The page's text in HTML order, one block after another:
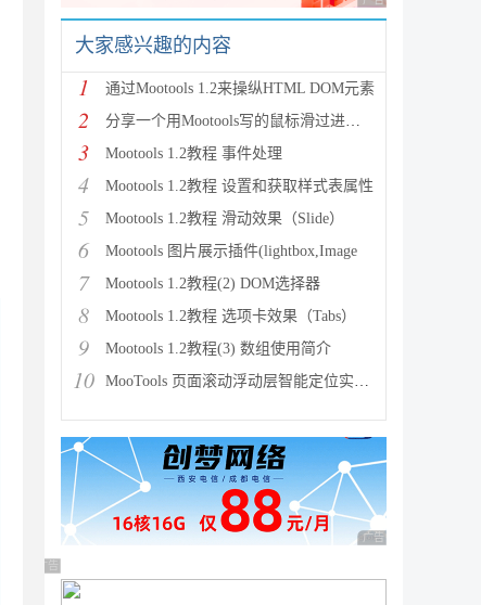
大家感兴趣的内容
1 通过Mootools 1.2来操纵HTML DOM元素
2 分享一个用Mootools写的鼠标滑过进度条改变进度值的实现
3 Mootools 1.2教程 事件处理
4 Mootools 1.2教程 设置和获取样式表属性
5 Mootools 1.2教程 滑动效果（Slide）
6 Mootools 图片展示插件(lightbox,Image
7 Mootools 1.2教程(2) DOM选择器
8 Mootools 1.2教程 选项卡效果（Tabs）
9 Mootools 1.2教程(3) 数组使用简介
10 MooTools 页面滚动浮动层智能定位实现代码
广告 商业广告，理性
广告 商业广告，理性选择